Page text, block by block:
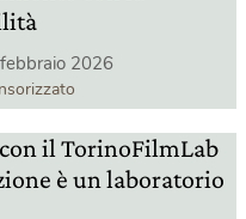
2026
il TorinoFilmLab
è un laboratorio